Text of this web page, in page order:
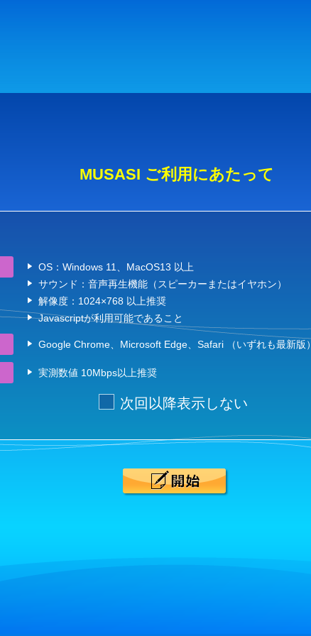
MUSASI ご利用にあたって
OS：Windows 11、MacOS13 以上
サウンド：音声再生機能（スピーカーまたはイヤホン）
解像度：1024×768 以上推奨
Javascriptが利用可能であること
Google Chrome、Microsoft Edge、Safari （いずれも最新版）
実測数値 10Mbps以上推奨
次回以降表示しない